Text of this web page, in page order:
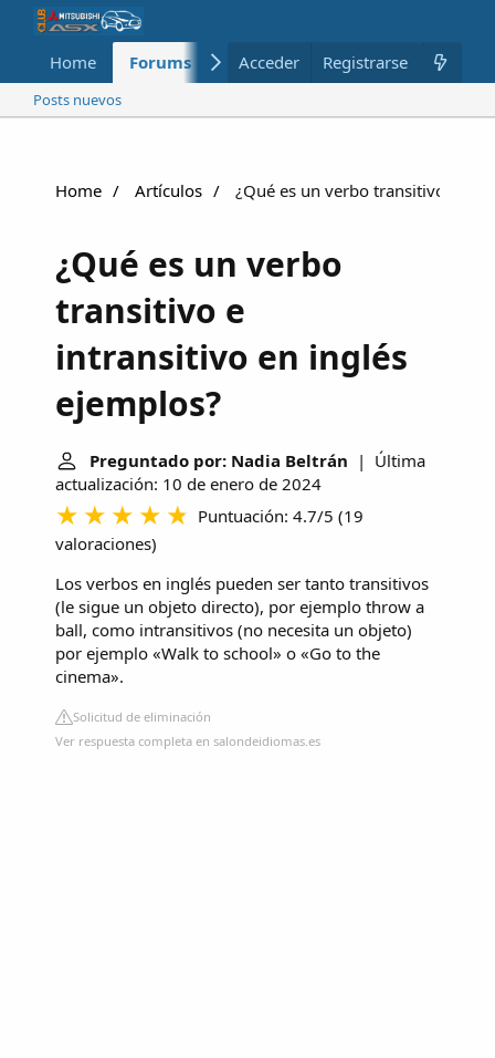
Home Forums Nuevo Miembros
Acceder Registrarse
Posts nuevos
Home Artículos ¿Qué es un verbo transitivo e
¿Qué es un verbo
transitivo e
intransitivo en inglés
ejemplos?
Preguntado por: Nadia Beltrán | Última
actualización: 10 de enero de 2024
Puntuación: 4.7/5 (19
valoraciones)
Los verbos en inglés pueden ser tanto transitivos
(le sigue un objeto directo), por ejemplo throw a
ball, como intransitivos (no necesita un objeto)
por ejemplo «Walk to school» o «Go to the
cinema».
Solicitud de eliminación
Ver respuesta completa en salondeidiomas.es